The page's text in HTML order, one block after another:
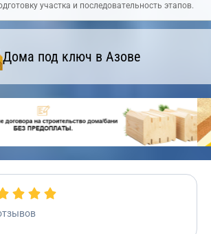
участка и последовательность этапов.
Дома под ключ в Азове